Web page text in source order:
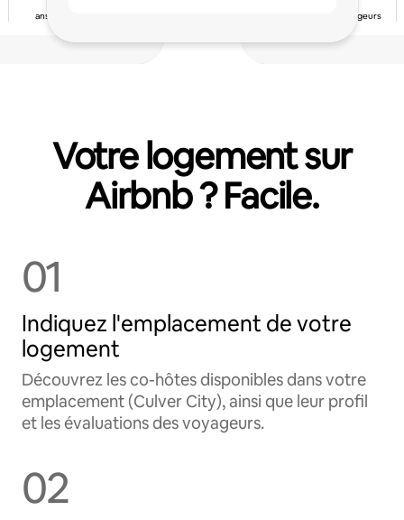
ans en tant qu'hôte Évaluation des voyageurs
Votre logement sur
Airbnb ? Facile.
01
Indiquez l'emplacement de votre
logement
Découvrez les co-hôtes disponibles dans votre
emplacement (Culver City), ainsi que leur profil
et les évaluations des voyageurs.
02